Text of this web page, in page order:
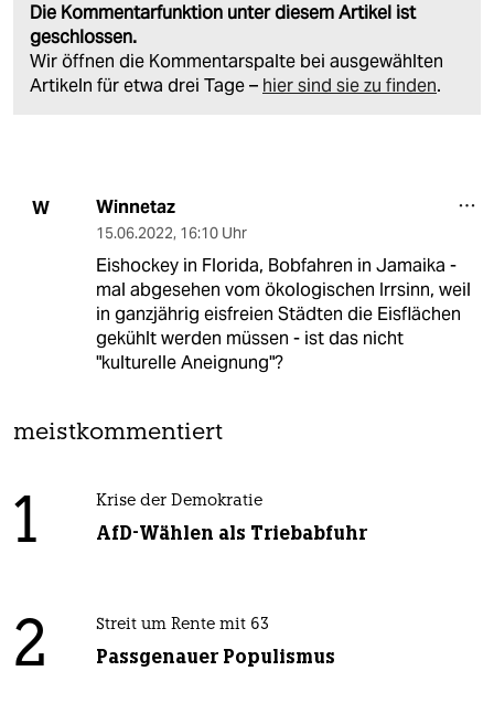
Die Kommentarfunktion unter diesem Artikel ist
geschlossen.
Wir öffnen die Kommentarspalte bei ausgewählten
Artikeln für etwa drei Tage – hier sind sie zu finden.
W Winnetaz
15.06.2022, 16:10 Uhr
Eishockey in Florida, Bobfahren in Jamaika -
mal abgesehen vom ökologischen Irrsinn, weil
in ganzjährig eisfreien Städten die Eisflächen
gekühlt werden müssen - ist das nicht
"kulturelle Aneignung"?
meistkommentiert
1 Krise der Demokratie
AfD-Wählen als Triebabfuhr
2 Streit um Rente mit 63
Passgenauer Populismus